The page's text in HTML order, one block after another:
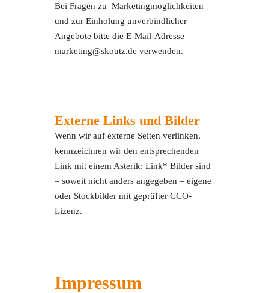
Bei Fragen zu Marketingmöglichkeiten
und zur Einholung unverbindlicher
Angebote bitte die E-Mail-Adresse
marketing@skoutz.de verwenden.
Externe Links und Bilder
Wenn wir auf externe Seiten verlinken,
kennzeichnen wir den entsprechenden
Link mit einem Asterik: Link* Bilder sind
– soweit nicht anders angegeben – eigene
oder Stockbilder mit geprüfter CCO-
Lizenz.
Impressum